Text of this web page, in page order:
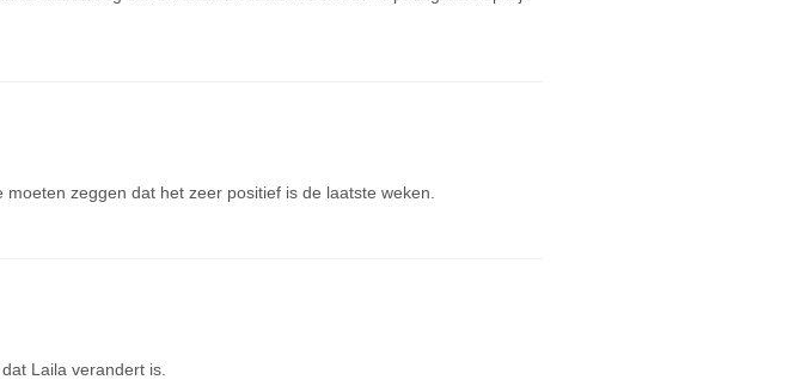
zeggen dat het zeer positief is de laatste weken.
Laila verandert is.